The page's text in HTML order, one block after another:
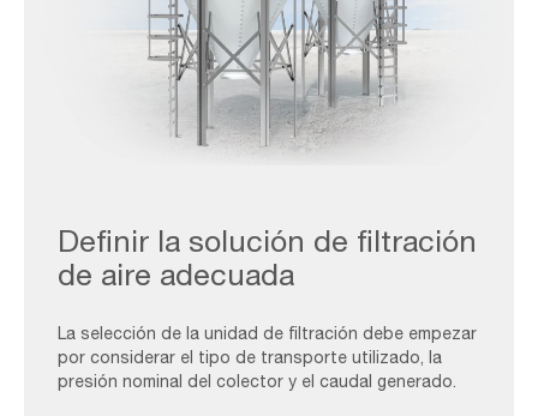
Definir la solución de filtración
de aire adecuada
La selección de la unidad de filtración debe empezar
por considerar el tipo de transporte utilizado, la
presión nominal del colector y el caudal generado.